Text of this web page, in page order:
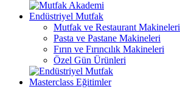
Endüstriyel Mutfak
Mutfak ve Restaurant Makineleri
Pasta ve Pastane Makineleri
Fırın ve Fırıncılık Makineleri
Özel Gün Ürünleri
Masterclass Eğitimler